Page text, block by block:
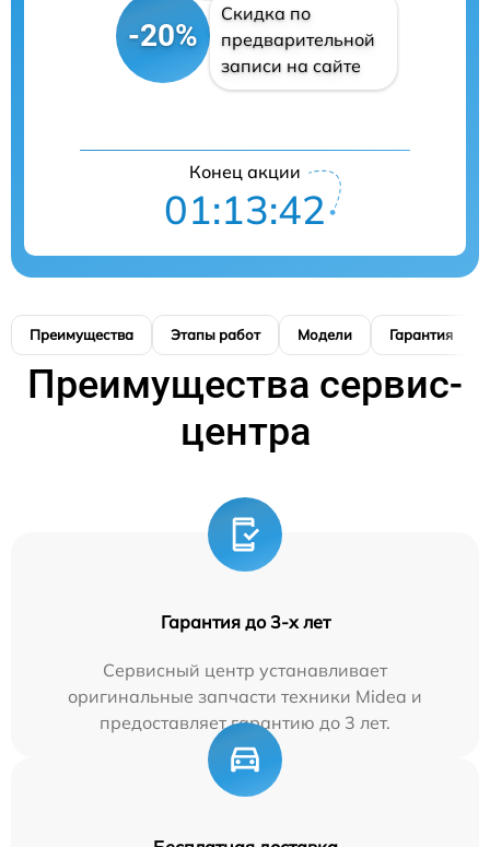
-20%
Скидка по
предварительной
записи на сайте
Конец акции
01:13:41
Преимущества Этапы работ Модели Гарантия
Преимущества сервис-
центра
Гарантия до 3-х лет
Сервисный центр устанавливает
оригинальные запчасти техники Midea и
предоставляет гарантию до 3 лет.